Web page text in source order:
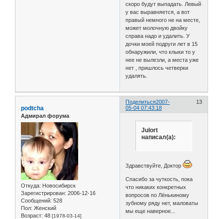
скоро будут выпадать. Левый
у вас выравняется, а вот
правый немного не на месте,
может молочную двойку
справа надо и удалить. У
дочки моей подруги лет в 15
обнаружили, что клыки то у
нее не вылезли, а места уже
нет , пришлось четверки
удалять.
Поделиться 13
2007-
05-04 07:43:18
podtcha
Адмирал форума
Откуда: Новосибирск
Зарегистрирован: 2006-12-16
Сообщений: 528
Пол: Женский
Возраст: 48 [1978-03-14]
Julort
написал(а):
Здравствуйте, Доктор
Спасибо за чуткость, пока
что никаких конкретных
вопросов по Лёнькиному
зубному ряду нет, маловаты
мы еще наверное...